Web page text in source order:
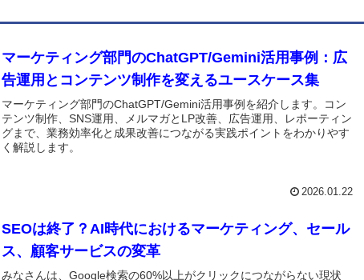
マーケティング部門のChatGPT/Gemini活用事例：広
告運用とコンテンツ制作を変えるユースケース集
マーケティング部門のChatGPT/Gemini活用事例を紹介します。コン
テンツ制作、SNS運用、メルマガとLP改善、広告運用、レポーティン
グまで、業務効率化と成果改善につながる実践ポイントをわかりやす
く解説します。
2026.01.22
SEOは終了？AI時代におけるマーケティング、セール
ス、顧客サービスの変革
みなさんは、Google検索の60%以上がクリックにつながらない現状